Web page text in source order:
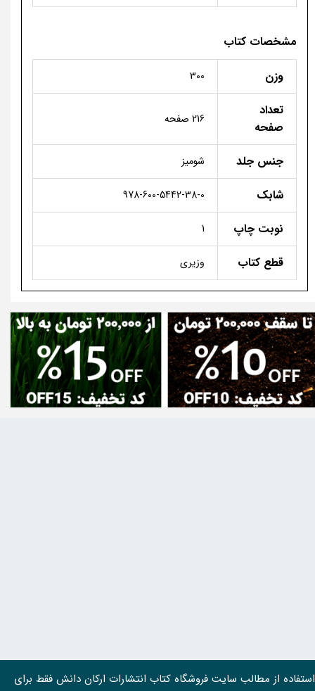
مشخصات کتاب
وزن
300
تعداد
صفحه
216 صفحه
جنس جلد شومیز
شابک 978-600-5442-38-0
نوبت چاپ 1
قطع کتاب وزیری
استفاده از مطالب سايت فروشگاه کتاب انتشارات ارکان دانش فقط برای